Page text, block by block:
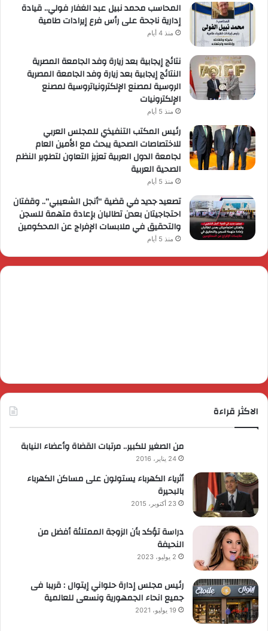
المحاسب محمد نبيل عبد الغفار فولي.. قيادة
إدارية ناجحة على رأس فرع إيرادات طامية
منذ 4 أيام
نتائج إيجابية بعد زيارة وفد الجامعة المصرية
النتائج إيجابية بعد زيارة وفد الجامعة المصرية
الروسية لمصنع الإلكترونياتروسية لمصنع
الإلكترونيات
منذ 5 أيام
رئيس المكتب التنفيذي للمجلس العربي
للاختصاصات الصحية يبحث مع الأمين العام
لجامعة الدول العربية تعزيز التعاون لتطوير النظم
الصحية العربية
منذ 5 أيام
تصعيد جديد في قضية “أنجل الشعيبي”.. وقفتان
احتجاجيتان بعدن تطالبان بإعادة متهمة للسجن
والتحقيق في ملابسات الإفراج عن المحكومين
منذ 5 أيام
الاكثر قراءة
من الصغير للكبير.. مرتبات القضاة وأعضاء النيابة
24 يناير، 2016
أثرياء الكهرباء يستولون على مساكن الكهرباء
بالبحيرة
23 أكتوبر، 2015
دراسة تؤكد بأن الزوجة الممتلئة أفضل من
النحيفة
2 يوليو، 2023
رئيس مجلس إدارة حلواني إيتوال : قريبا فى
جميع انحاء الجمهورية ونسعى للعالمية
19 يوليو، 2021